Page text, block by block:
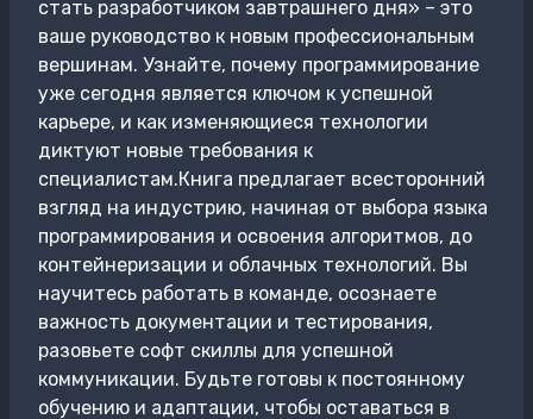
стать разработчиком завтрашнего дня» – это
ваше руководство к новым профессиональным
вершинам. Узнайте, почему программирование
уже сегодня является ключом к успешной
карьере, и как изменяющиеся технологии
диктуют новые требования к
специалистам.Книга предлагает всесторонний
взгляд на индустрию, начиная от выбора языка
программирования и освоения алгоритмов, до
контейнеризации и облачных технологий. Вы
научитесь работать в команде, осознаете
важность документации и тестирования,
разовьете софт скиллы для успешной
коммуникации. Будьте готовы к постоянному
обучению и адаптации, чтобы оставаться в